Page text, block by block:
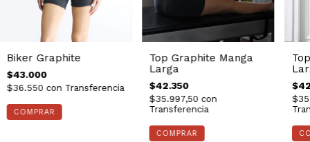
Biker Graphite
$43.000
$36.550 con Transferencia
COMPRAR
Top Graphite Manga
Larga
$42.350
$35.997,50 con
Transferencia
COMPRAR